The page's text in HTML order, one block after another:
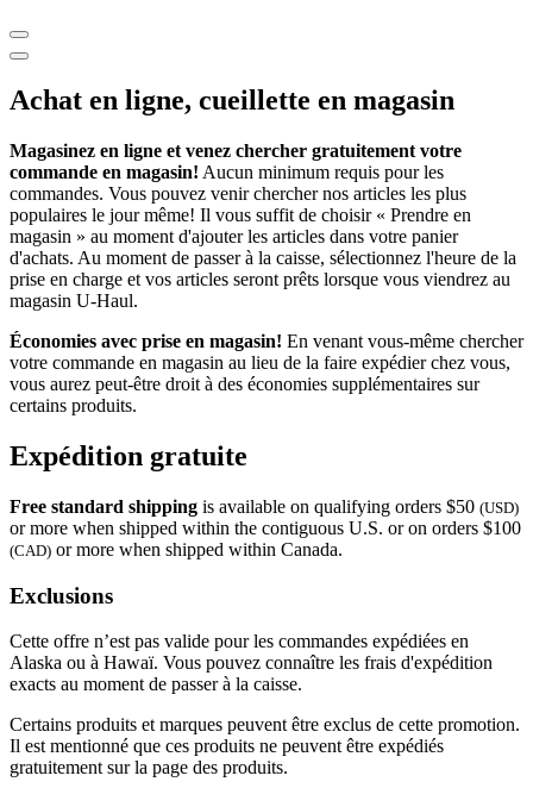
Achat en ligne, cueillette en magasin
Magasinez en ligne et venez chercher gratuitement votre
commande en magasin! Aucun minimum requis pour les
commandes. Vous pouvez venir chercher nos articles les plus
populaires le jour même! Il vous suffit de choisir « Prendre en
magasin » au moment d'ajouter les articles dans votre panier
d'achats. Au moment de passer à la caisse, sélectionnez l'heure de la
prise en charge et vos articles seront prêts lorsque vous viendrez au
magasin U-Haul.
Économies avec prise en magasin! En venant vous-même chercher
votre commande en magasin au lieu de la faire expédier chez vous,
vous aurez peut-être droit à des économies supplémentaires sur
certains produits.
Expédition gratuite
Free standard shipping is available on qualifying orders $50 (USD)
or more when shipped within the contiguous U.S. or on orders $100
(CAD) or more when shipped within Canada.
Exclusions
Cette offre n’est pas valide pour les commandes expédiées en
Alaska ou à Hawaï. Vous pouvez connaître les frais d'expédition
exacts au moment de passer à la caisse.
Certains produits et marques peuvent être exclus de cette promotion.
Il est mentionné que ces produits ne peuvent être expédiés
gratuitement sur la page des produits.